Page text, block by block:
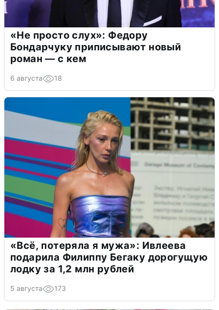
«Не просто слух»: Федору
Бондарчуку приписывают новый
роман — с кем
6 августа 18
«Всё, потеряла я мужа»: Ивлеева
подарила Филиппу Бегаку дорогущую
лодку за 1,2 млн рублей
5 августа 173